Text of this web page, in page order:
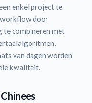
enkel project te
door
te combineren met
van dagen worden
kwaliteit.